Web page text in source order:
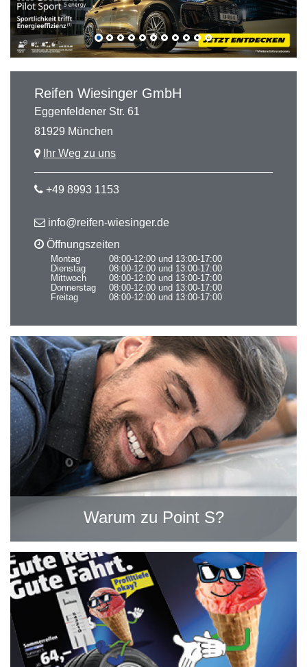
Reifen Wiesinger GmbH
Eggenfeldener Str. 61
81929 München
Ihr Weg zu uns
+49 8993 1153
info@reifen-wiesinger.de
Öffnungszeiten
Montag
08:00-12:00 und 13:00-17:00
Dienstag
08:00-12:00 und 13:00-17:00
Mittwoch
08:00-12:00 und 13:00-17:00
Donnerstag
08:00-12:00 und 13:00-17:00
Freitag
08:00-12:00 und 13:00-17:00
Warum zu Point S?